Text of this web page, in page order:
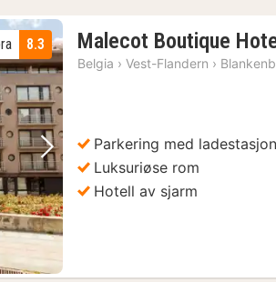
Neste bilde
8.3 Malecot Boutique
Belgia › Vest-Flandern ›
Parkering med
Luksuriøse rom
Hotell av sjarm